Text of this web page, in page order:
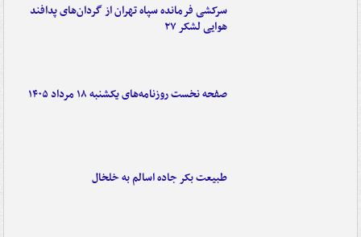
سرکشی فرمانده سپاه تهران از گردان‌های پدافند
هوایی لشکر ۲۷
صفحه نخست روزنامه‌های یکشنبه ۱۸ مرداد ۱۴۰۵
طبیعت بکر جاده اسالم به خلخال